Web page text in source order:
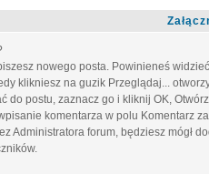
nowego posta. Powinieneś
klikniesz na guzik Przeglądaj...
do postu, zaznacz go i kliknij OK,
komentarza w polu Komentarz
Administratora forum, będziesz mógł